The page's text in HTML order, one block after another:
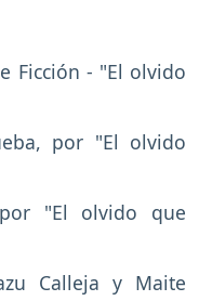
Ficción - "El olvido
por "El olvido
"El olvido que
Calleja y Maite